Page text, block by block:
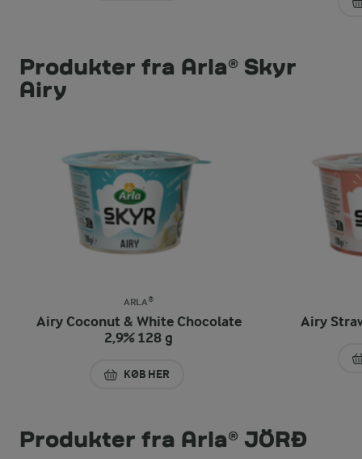
Produkter fra Arla® Skyr
Airy
ARLA®
Airy Coconut & White Chocolate
2,9% 128 g
KØB HER
AIRY COCONUT & WHITE CHOCOLATE 2,9%
Airy
Produkter fra Arla® JÖRĐ